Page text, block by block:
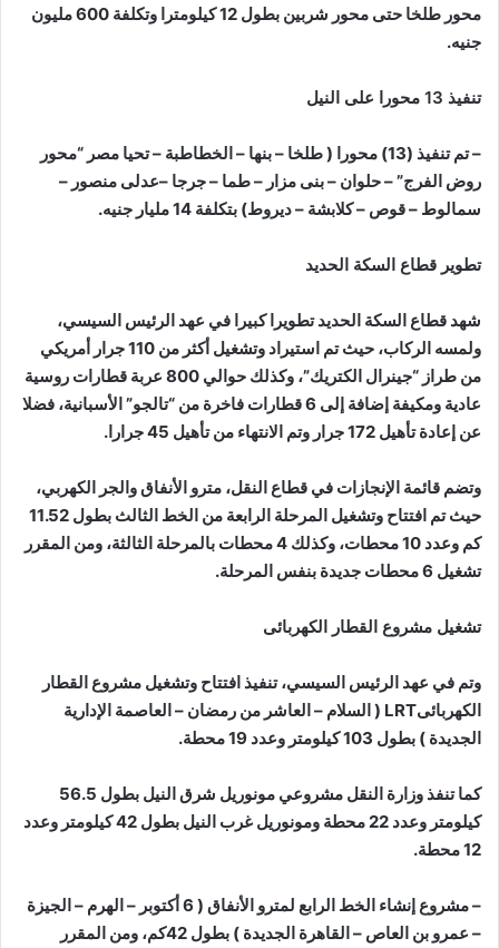
محور طلخا حتى محور شربين بطول 12 كيلومترا وتكلفة 600 مليون
جنيه.
تنفيذ 13 محورا على النيل
– تم تنفيذ (13) محورا ( طلخا – بنها – الخطاطبة – تحيا مصر “محور
روض الفرج” – حلوان – بنى مزار – طما – جرجا –عدلى منصور –
سمالوط – قوص – كلابشة – ديروط) بتكلفة 14 مليار جنيه.
تطوير قطاع السكة الحديد
شهد قطاع السكة الحديد تطويرا كبيرا في عهد الرئيس السيسي،
ولمسه الركاب، حيث تم استيراد وتشغيل أكثر من 110 جرار أمريكي
من طراز “جينرال الكتريك”، وكذلك حوالي 800 عربة قطارات روسية
عادية ومكيفة إضافة إلى 6 قطارات فاخرة من “تالجو” الأسبانية، فضلا
عن إعادة تأهيل 172 جرار وتم الانتهاء من تأهيل 45 جرارا.
وتضم قائمة الإنجازات في قطاع النقل، مترو الأنفاق والجر الكهربي،
حيث تم افتتاح وتشغيل المرحلة الرابعة من الخط الثالث بطول 11.52
كم وعدد 10 محطات، وكذلك 4 محطات بالمرحلة الثالثة، ومن المقرر
تشغيل 6 محطات جديدة بنفس المرحلة.
تشغيل مشروع القطار الكهربائى
وتم في عهد الرئيس السيسي، تنفيذ افتتاح وتشغيل مشروع القطار
الكهربائىLRT ( السلام – العاشر من رمضان – العاصمة الإدارية
الجديدة ) بطول 103 كيلومتر وعدد 19 محطة.
كما تنفذ وزارة النقل مشروعي مونوريل شرق النيل بطول 56.5
كيلومتر وعدد 22 محطة ومونوريل غرب النيل بطول 42 كيلومتر وعدد
12 محطة.
– مشروع إنشاء الخط الرابع لمترو الأنفاق ( 6 أكتوبر – الهرم – الجيزة
– عمرو بن العاص – القاهرة الجديدة ) بطول 42كم، ومن المقرر